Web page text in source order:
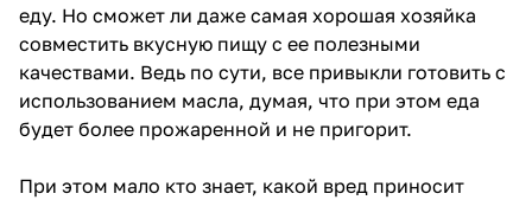
еду. Но сможет ли даже самая хорошая хозяйка
совместить вкусную пищу с ее полезными
качествами. Ведь по сути, все привыкли готовить с
использованием масла, думая, что при этом еда
будет более прожаренной и не пригорит.
При этом мало кто знает, какой вред приносит